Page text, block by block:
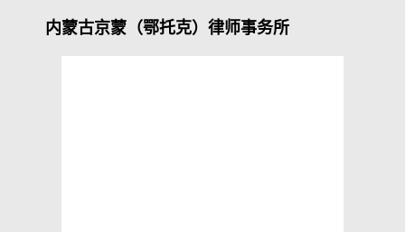
内蒙古京蒙（鄂托克）律师事务所